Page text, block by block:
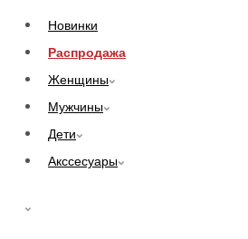
Новинки
Распродажа
Женщины
Мужчины
Дети
Акссесуары